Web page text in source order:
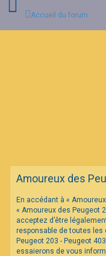
Accueil du forum
Amoureux des
En accédant à «
« Amoureux des Peugeot
acceptez d’être
responsable de toutes
Peugeot 203 - Peugeot
essaierons de vous